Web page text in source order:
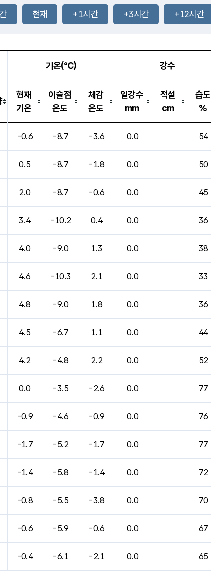
-mm
27.9
℃
29.8℃
1.2m/s
-mm
-mm
현재 +1시간 +3시간 +12시간
기온(℃) 강수
현재
기온
이슬점
온도
체감
온도
일강수
mm
적설
cm
습도
%
-0.6 -8.7 -3.6 0.0 54
0.5 -8.7 -1.8 0.0 50
2.0 -8.7 -0.6 0.0 45
3.4 -10.2 0.4 0.0 36
4.0 -9.0 1.3 0.0 38
4.6 -10.3 2.1 0.0 33
4.8 -9.0 1.8 0.0 36
4.5 -6.7 1.1 0.0 44
4.2 -4.8 2.2 0.0 52
0.0 -3.5 -2.6 0.0 77
-0.9 -4.6 -0.9 0.0 76
-1.7 -5.2 -1.7 0.0 77
-1.4 -5.8 -1.4 0.0 72
-0.8 -5.5 -3.8 0.0 70
-0.6 -5.9 -0.6 0.0 67
-0.4 -6.1 -2.1 0.0 65